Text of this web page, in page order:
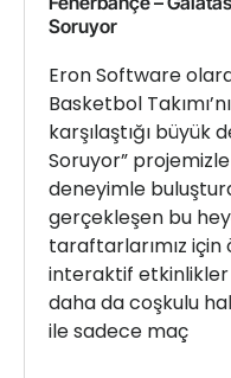
Soruyor
Eron Software
Basketbol
karşılaştığı büyük
Soruyor”
deneyimle
gerçekleşen bu
taraftarlarımız için
interaktif
daha da coşkulu
ile sadece maç